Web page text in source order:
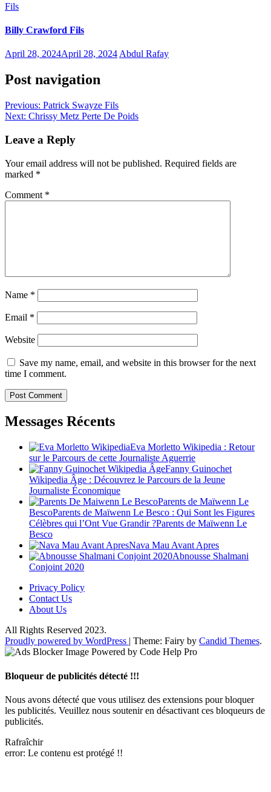
Fils
Billy Crawford Fils
April 28, 2024April 28, 2024 Abdul Rafay
Post navigation
Previous: Patrick Swayze Fils
Next: Chrissy Metz Perte De Poids
Leave a Reply
Your email address will not be published. Required fields are
marked *
Comment *
Name *
Email *
Website
Save my name, email, and website in this browser for the next
time I comment.
Messages Récents
Eva Morletto Wikipedia : Retour
sur le Parcours de cette Journaliste Aguerrie
Fanny Guinochet
Wikipedia Âge : Découvrez le Parcours de la Jeune
Journaliste Économique
Parents de Maïwenn Le
BescoParents de Maïwenn Le Besco : Qui Sont les Figures
Célèbres qui l’Ont Vue Grandir ?Parents de Maïwenn Le
Besco
Nava Mau Avant Apres
Abnousse Shalmani
Conjoint 2020
Privacy Policy
Contact Us
About Us
All Rights Reserved 2023.
Proudly powered by WordPress | Theme: Fairy by Candid Themes.
Bloqueur de publicités détecté !!!
Nous avons détecté que vous utilisez des extensions pour bloquer
les publicités. Veuillez nous soutenir en désactivant ces bloqueurs de
publicités.
Rafraîchir
error: Le contenu est protégé !!